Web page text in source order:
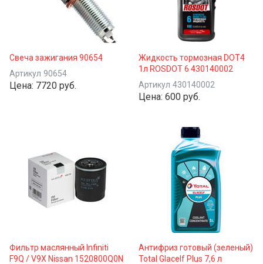
Свеча зажигания 90654
Артикул 90654
Цена: 7720 руб.
Жидкость тормозная DOT4
1л ROSDOT 6 430140002
Артикул 430140002
Цена: 600 руб.
Фильтр маслянный Infiniti
F9Q / V9X Nissan 1520800Q0N
Антифриз готовый (зеленый)
Total Glacelf Plus 7,6 л